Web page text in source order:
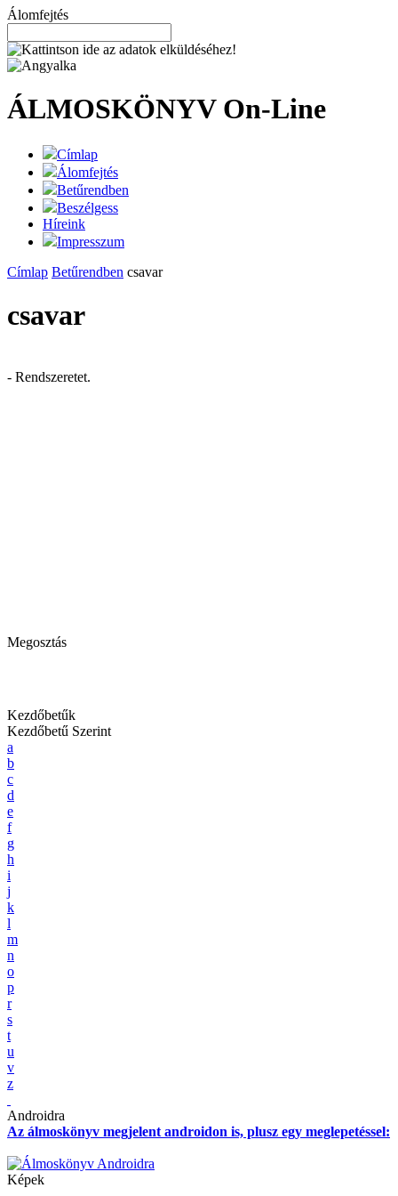
Álomfejtés
ÁLMOSKÖNYV On-Line
Címlap
Álomfejtés
Betűrendben
Beszélgess
Híreink
Impresszum
Címlap Betűrendben csavar
csavar
- Rendszeretet.
Megosztás
Kezdőbetűk
Kezdőbetű Szerint
a
b
c
d
e
f
g
h
i
j
k
l
m
n
o
p
r
s
t
u
v
z
Androidra
Az álmoskönyv megjelent androidon is, plusz egy meglepetéssel:
Képek